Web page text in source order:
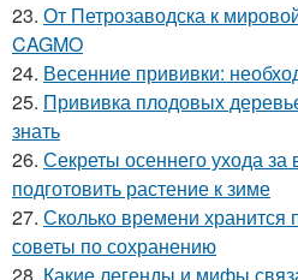
23. От Петрозаводска к
CAGMO
24. Весенние прививки:
25. Прививка плодовых
знать
26. Секреты осеннего ухода за
подготовить растение к зиме
27. Сколько времени хранится
советы по сохранению